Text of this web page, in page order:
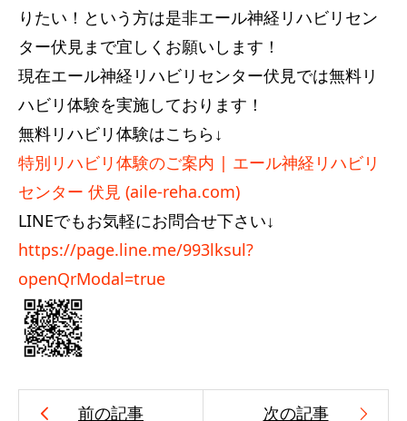
りたい！という方は是非エール神経リハビリセン
ター伏見まで宜しくお願いします！
現在エール神経リハビリセンター伏見では無料リ
ハビリ体験を実施しております！
無料リハビリ体験はこちら↓
特別リハビリ体験のご案内 | エール神経リハビリ
センター 伏見 (aile-reha.com)
LINEでもお気軽にお問合せ下さい↓
https://page.line.me/993lksul?
openQrModal=true
前の記事 次の記事